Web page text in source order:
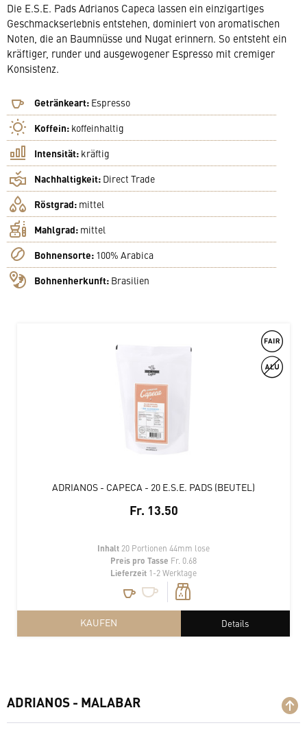
Die E.S.E. Pads Adrianos Capeca lassen ein einzigartiges
Geschmackserlebnis entstehen, dominiert von aromatischen
Noten, die an Baumnüsse und Nugat erinnern. So entsteht ein
kräftiger, runder und ausgewogener Espresso mit cremiger
Konsistenz.
Getränkeart: Espresso
Koffein: koffeinhaltig
Intensität: kräftig
Nachhaltigkeit: Direct Trade
Röstgrad: mittel
Mahlgrad: mittel
Bohnensorte: 100% Arabica
Bohnenherkunft: Brasilien
ADRIANOS - CAPECA - 20 E.S.E. PADS (BEUTEL)
Fr. 13.50
Inhalt 20 Portionen 44mm lose
Preis pro Tasse Fr. 0.68
Lieferzeit 1-2 Werktage
Details
KAUFEN
ADRIANOS - MALABAR